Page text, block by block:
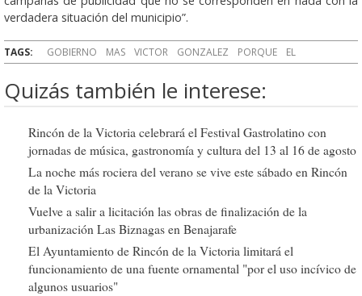
verdadera situación del municipio”.
TAGS: GOBIERNO MAS VICTOR GONZALEZ PORQUE EL
Quizás también le interese:
Rincón de la Victoria celebrará el Festival Gastrolatino con
jornadas de música, gastronomía y cultura del 13 al 16 de agosto
La noche más rociera del verano se vive este sábado en Rincón
de la Victoria
Vuelve a salir a licitación las obras de finalización de la
urbanización Las Biznagas en Benajarafe
El Ayuntamiento de Rincón de la Victoria limitará el
funcionamiento de una fuente ornamental "por el uso incívico de
algunos usuarios"